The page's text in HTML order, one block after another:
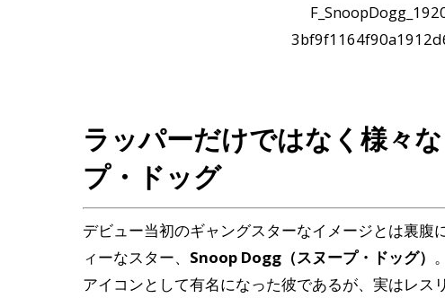
ラッパーだけではなく様々
プ・ドッグ
デビュー当初のギャングスターなイメージとは裏
ィーなスター、 Snoop Dogg（スヌープ・ドッグ）
アイコンとして有名になった彼であるが、実はレス